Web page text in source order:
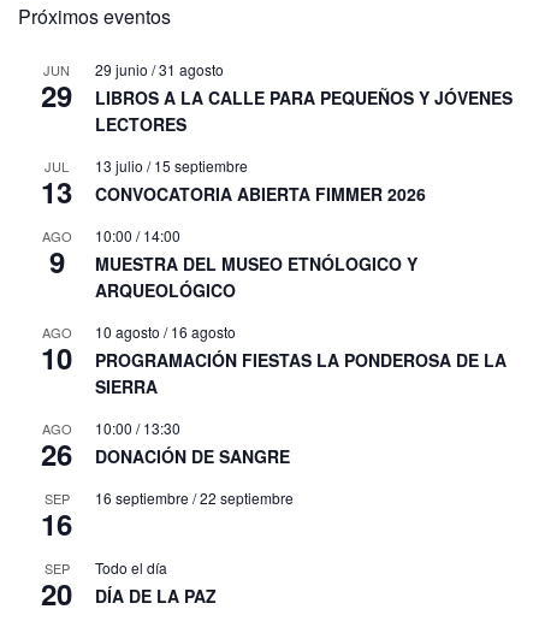
Próximos eventos
JUN
29
29 junio /31 agosto
LIBROS A LA CALLE PARA PEQUEÑOS Y JÓVENES
LECTORES
JUL
13
13 julio /15 septiembre
CONVOCATORIA ABIERTA FIMMER 2026
AGO
9
10:00 /14:00
MUESTRA DEL MUSEO ETNÓLOGICO Y
ARQUEOLÓGICO
AGO
10
10 agosto /16 agosto
PROGRAMACIÓN FIESTAS LA PONDEROSA DE LA
SIERRA
AGO
26
10:00 /13:30
DONACIÓN DE SANGRE
SEP
16
16 septiembre /22 septiembre
SEP
20
Todo el día
DÍA DE LA PAZ